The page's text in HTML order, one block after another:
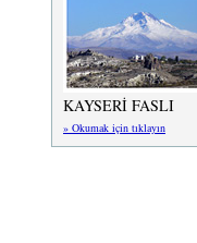
KAYSERİ FASLI
» Okumak için tıklayın